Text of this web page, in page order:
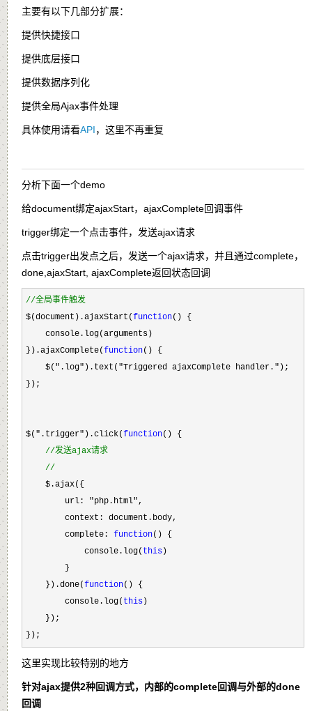
主要有以下几部分扩展：
提供快捷接口
提供底层接口
提供数据序列化
提供全局Ajax事件处理
具体使用请看API，这里不再重复
分析下面一个demo
给document绑定ajaxStart，ajaxComplete回调事件
trigger绑定一个点击事件，发送ajax请求
点击trigger出发点之后，发送一个ajax请求，并且通过complete，
done,ajaxStart, ajaxComplete返回状态回调
//全局事件触发
$(document).ajaxStart(function() {
    console.log(arguments)
}).ajaxComplete(function() {
    $(
".log").text("Triggered ajaxComplete handler." );
});
$( ".trigger").click(function() {
//发送ajax请求
    $.ajax({
        url:
"php.html",
        context: document.body,
        complete:
function() {
            console.log(
this)
        }
    }).done(
function() {
        console.log(
this)
    });
});
这里实现比较特别的地方
针对ajax提供2种回调方式，内部的complete回调与外部的done
回调